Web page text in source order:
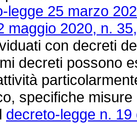
legge 25 marzo
maggio 2020, n. 35,
con decreti
decreti possono
specifiche
decreto-legge n. 19